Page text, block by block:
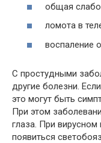
общая
ломота в
воспаление
С простудными
другие болезни.
это могут быть
При этом
глаза. При
появиться